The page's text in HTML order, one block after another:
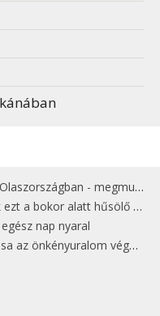
- megmutatjuk a 15 legjobbat
alatt hűsölő cicát Kisorosziban
nap nyaral
végét jelentette